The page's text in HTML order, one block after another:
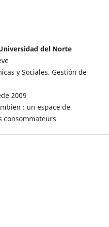
del Norte
y Sociales. Gestión de
2009
: un espace de
consommateurs